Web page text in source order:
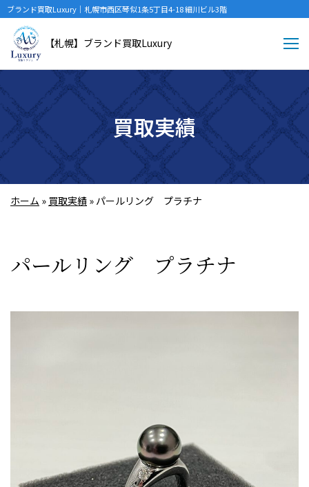
ブランド買取Luxury｜札幌市西区琴似1条5丁目4-18 細川ビル3階
【札幌】ブランド買取Luxury
買取実績
ホーム » 買取実績 » パールリング プラチナ
パールリング プラチナ